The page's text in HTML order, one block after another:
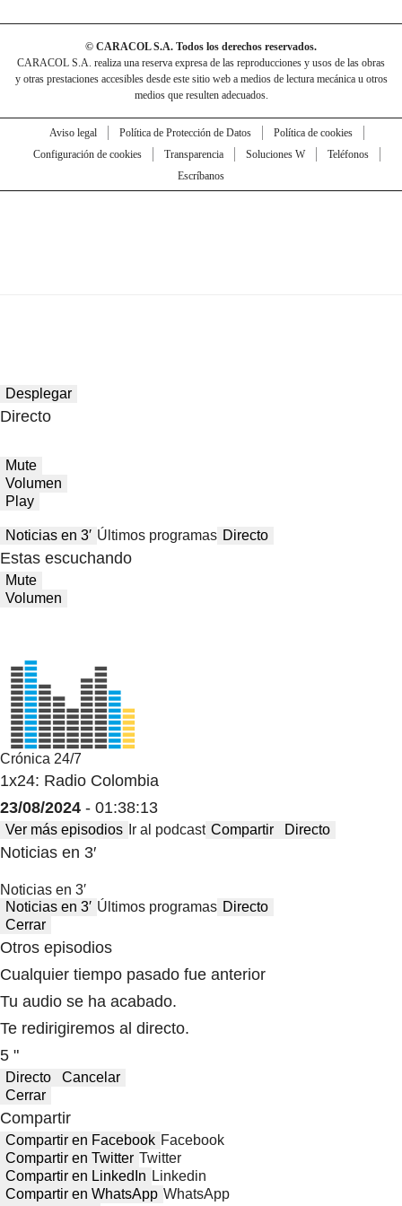
© CARACOL S.A. Todos los derechos reservados.
CARACOL S.A. realiza una reserva expresa de las reproducciones y usos de las obras
y otras prestaciones accesibles desde este sitio web a medios de lectura mecánica u otros
medios que resulten adecuados.
Aviso legal Política de Protección de Datos
Política de cookies
Configuración de cookies
Transparencia Soluciones W
Teléfonos
Escríbanos
Desplegar
Directo
Mute
Volumen
Play
Noticias en 3′ Últimos programas Directo
Estas escuchando
Mute
Volumen
Crónica 24/7
1x24: Radio Colombia
23/08/2024 - 01:38:13
Ver más episodios Ir al podcast Compartir Directo
Noticias en 3′
Noticias en 3′
Noticias en 3′ Últimos programas Directo
Cerrar
Otros episodios
Cualquier tiempo pasado fue anterior
Tu audio se ha acabado.
Te redirigiremos al directo.
5 "
Directo
Cancelar
Cerrar
Compartir
Compartir en Facebook Facebook
Compartir en Twitter Twitter
Compartir en LinkedIn Linkedin
Compartir en WhatsApp WhatsApp